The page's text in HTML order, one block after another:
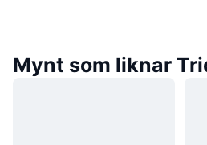
Mynt som liknar